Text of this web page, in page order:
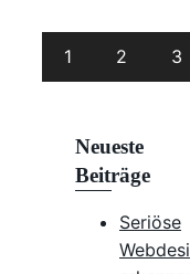
1 2 3
Neueste
Beiträge
Seriöse